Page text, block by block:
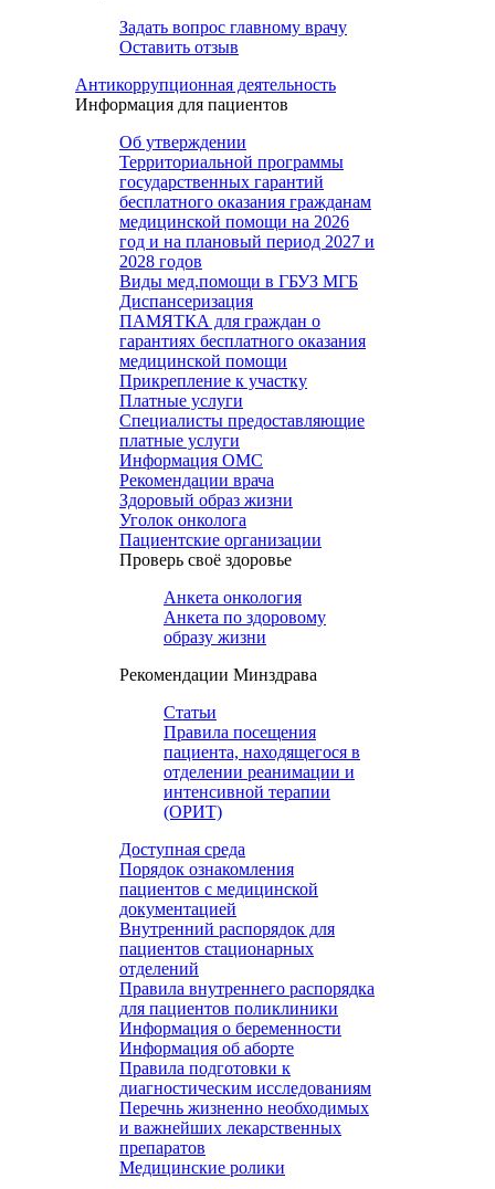
Задать вопрос главному врачу
Оставить отзыв
Антикоррупционная деятельность
Информация для пациентов
Об утверждении
Территориальной программы
государственных гарантий
бесплатного оказания гражданам
медицинской помощи на 2026
год и на плановый период 2027 и
2028 годов
Виды мед.помощи в ГБУЗ МГБ
Диспансеризация
ПАМЯТКА для граждан о
гарантиях бесплатного оказания
медицинской помощи
Прикрепление к участку
Платные услуги
Специалисты предоставляющие
платные услуги
Информация ОМС
Рекомендации врача
Здоровый образ жизни
Уголок онколога
Пациентские организации
Проверь своё здоровье
Анкета онкология
Анкета по здоровому
образу жизни
Рекомендации Минздрава
Статьи
Правила посещения
пациента, находящегося в
отделении реанимации и
интенсивной терапии
(ОРИТ)
Доступная среда
Порядок ознакомления
пациентов с медицинской
документацией
Внутренний распорядок для
пациентов стационарных
отделений
Правила внутреннего распорядка
для пациентов поликлиники
Информация о беременности
Информация об аборте
Правила подготовки к
диагностическим исследованиям
Перечнь жизненно необходимых
и важнейших лекарственных
препаратов
Медицинские ролики